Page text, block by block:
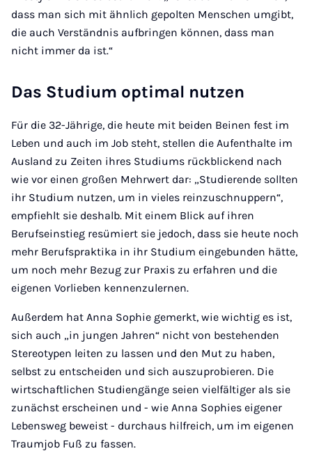
dass man sich mit ähnlich gepolten Menschen umgibt,
die auch Verständnis aufbringen können, dass man
nicht immer da ist.“
Das Studium optimal nutzen
Für die 32-Jährige, die heute mit beiden Beinen fest im
Leben und auch im Job steht, stellen die Aufenthalte im
Ausland zu Zeiten ihres Studiums rückblickend nach
wie vor einen großen Mehrwert dar: „Studierende sollten
ihr Studium nutzen, um in vieles reinzuschnuppern“,
empfiehlt sie deshalb. Mit einem Blick auf ihren
Berufseinstieg resümiert sie jedoch, dass sie heute noch
mehr Berufspraktika in ihr Studium eingebunden hätte,
um noch mehr Bezug zur Praxis zu erfahren und die
eigenen Vorlieben kennenzulernen.
Außerdem hat Anna Sophie gemerkt, wie wichtig es ist,
sich auch „in jungen Jahren“ nicht von bestehenden
Stereotypen leiten zu lassen und den Mut zu haben,
selbst zu entscheiden und sich auszuprobieren. Die
wirtschaftlichen Studiengänge seien vielfältiger als sie
zunächst erscheinen und - wie Anna Sophies eigener
Lebensweg beweist - durchaus hilfreich, um im eigenen
Traumjob Fuß zu fassen.